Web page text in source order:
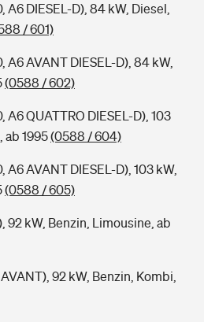
A6 DIESEL-D), 84 kW, Diesel,
/ 601)
A6 AVANT DIESEL-D), 84 kW,
(0588 / 602)
A6 QUATTRO DIESEL-D), 103
ab 1995(0588 / 604)
A6 AVANT DIESEL-D), 103 kW,
(0588 / 605)
92 kW, Benzin, Limousine, ab
92 kW, Benzin, Kombi,